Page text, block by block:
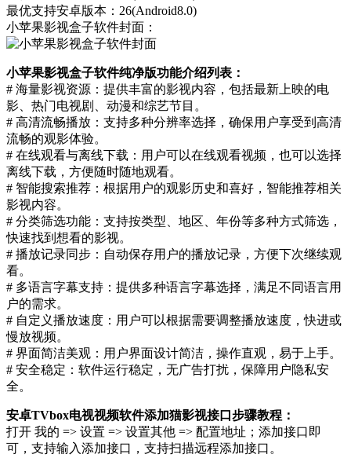
最优支持安卓版本：26(Android8.0)
小苹果影视盒子软件封面：
小苹果影视盒子软件纯净版功能介绍列表：
# 海量影视资源：提供丰富的影视内容，包括最新上映的电
影、热门电视剧、动漫和综艺节目。
# 高清流畅播放：支持多种分辨率选择，确保用户享受到高清
流畅的观影体验。
# 在线观看与离线下载：用户可以在线观看视频，也可以选择
离线下载，方便随时随地观看。
# 智能搜索推荐：根据用户的观影历史和喜好，智能推荐相关
影视内容。
# 分类筛选功能：支持按类型、地区、年份等多种方式筛选，
快速找到想看的影视。
# 播放记录同步：自动保存用户的播放记录，方便下次继续观
看。
# 多语言字幕支持：提供多种语言字幕选择，满足不同语言用
户的需求。
# 自定义播放速度：用户可以根据需要调整播放速度，快进或
慢放视频。
# 界面简洁美观：用户界面设计简洁，操作直观，易于上手。
# 安全稳定：软件运行稳定，无广告打扰，保障用户隐私安
全。
安卓TVbox电视视频软件添加猫影视接口步骤教程：
打开 我的 => 设置 => 设置其他 => 配置地址；添加接口即
可，支持输入添加接口，支持扫描远程添加接口。